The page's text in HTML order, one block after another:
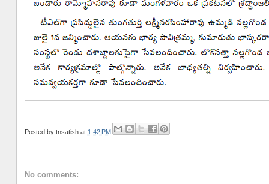
Posted by tnsatish at 1:42 PM
No comments: